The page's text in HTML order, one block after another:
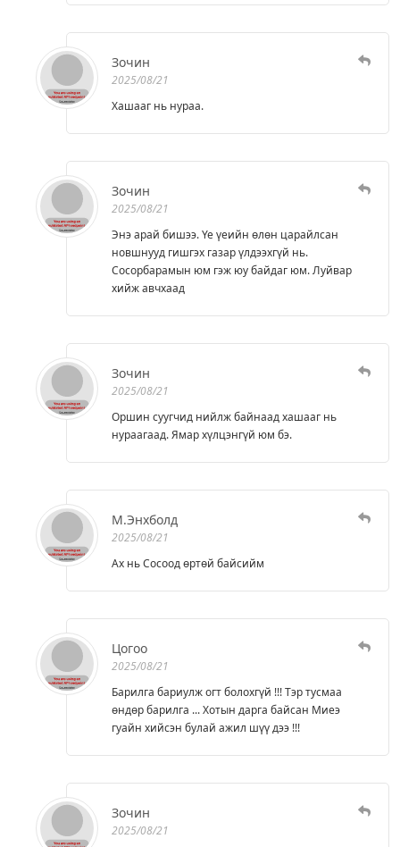
Зочин
2025/08/21
Хашааг нь нураа.
Зочин
2025/08/21
Энэ арай бишээ. Үе үеийн өлөн царайлсан
новшнууд гишгэх газар үлдээхгүй нь.
Сосорбарамын юм гэж юу байдаг юм. Луйвар
хийж авчхаад
Зочин
2025/08/21
Оршин суугчид нийлж байнаад хашааг нь
нураагаад. Ямар хүлцэнгүй юм бэ.
М.Энхболд
2025/08/21
Ах нь Сосоод өртөй байсийм
Цогоо
2025/08/21
Барилга бариулж огт болохгүй !!! Тэр тусмаа
өндөр барилга ... Хотын дарга байсан Миеэ
гуайн хийсэн булай ажил шүү дээ !!!
Зочин
2025/08/21